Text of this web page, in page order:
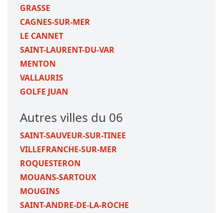
GRASSE
CAGNES-SUR-MER
LE CANNET
SAINT-LAURENT-DU-VAR
MENTON
VALLAURIS
GOLFE JUAN
Autres villes du 06
SAINT-SAUVEUR-SUR-TINEE
VILLEFRANCHE-SUR-MER
ROQUESTERON
MOUANS-SARTOUX
MOUGINS
SAINT-ANDRE-DE-LA-ROCHE